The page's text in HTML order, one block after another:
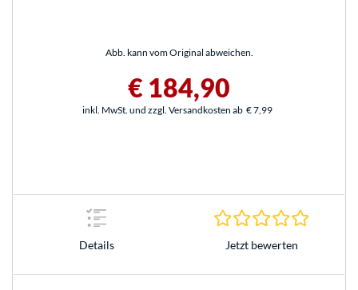
Abb. kann vom Original abweichen.
€ 184,90
inkl. MwSt. und zzgl. Versandkosten ab € 7,99
Details Jetzt bewerten